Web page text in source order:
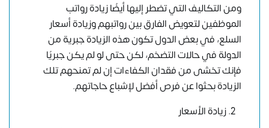
ومن التكاليف التي تضطر إليها أيضًا زيادة رواتب
الموظفين لتعويض الفارق بين رواتبهم وزيادة أسعار
السلع، في بعض الدول تكون هذه الزيادة جبرية من
الدولة في حالات التضخم، لكن حتى لو لم يكن جبريًا
فإنك تخشى من فقدان الكفاءات إن لم تمنحهم تلك
الزيادة بحثوا عن فرص أفضل لإشباع حاجاتهم.
زيادة الأسعار